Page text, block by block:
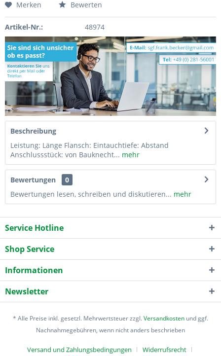
Merken Bewerten
Artikel-Nr.: 48974
Beschreibung
Leistung: Länge Flansch: Eintauchtiefe: Abstand
Anschlussstück: von Bauknecht... mehr
Bewertungen
0
Bewertungen lesen, schreiben und diskutieren... mehr
Service Hotline
Shop Service
Informationen
Newsletter
* Alle Preise inkl. gesetzl. Mehrwertsteuer zzgl.Versandkosten und ggf.
Nachnahmegebühren, wenn nicht anders beschrieben
Versand und Zahlungsbedingungen Widerrufsrecht